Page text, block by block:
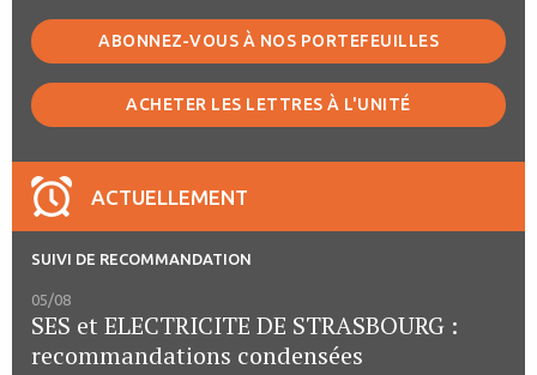
ABONNEZ-VOUS À NOS PORTEFEUILLES
ACHETER LES LETTRES À L'UNITÉ
ACTUELLEMENT
SUIVI DE RECOMMANDATION
05/08
SES et ELECTRICITE DE STRASBOURG :
recommandations condensées